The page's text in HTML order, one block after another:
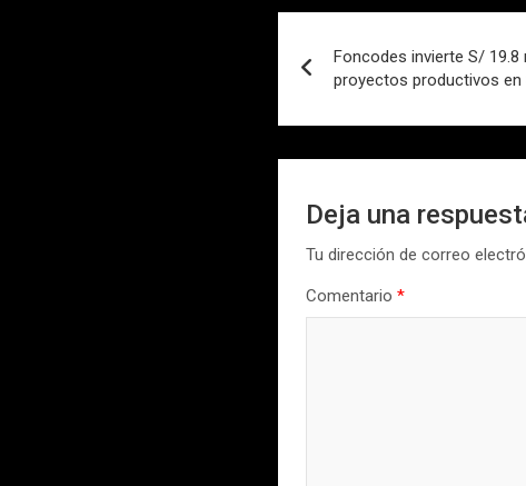
de
entradas
Foncodes invierte S/ 19.8
proyectos productivos
Deja una
Tu dirección de correo
Comentario*